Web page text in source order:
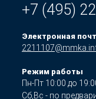
+7 (495)
Электронная
Режим работы
Пн-Пт 10:00 до
Сб,Вс - по